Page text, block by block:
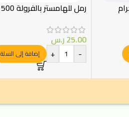
رمل للهامستر بالفرولة 500 جرام
25.00ر.س
-
+ إضافة إلى السلة